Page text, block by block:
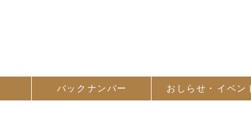
バック ナンバー おしらせ・ イベン